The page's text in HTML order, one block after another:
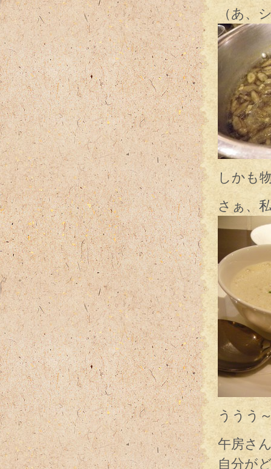
（あ、
しかも
さぁ、
ううう
午房さ
自分が